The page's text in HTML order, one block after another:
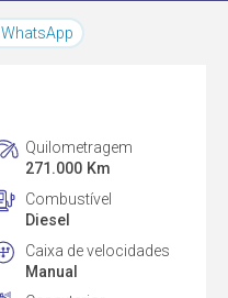
WhatsApp
Quilometragem
271.000 Km
Combustível
Diesel
Caixa de velocidades
Manual